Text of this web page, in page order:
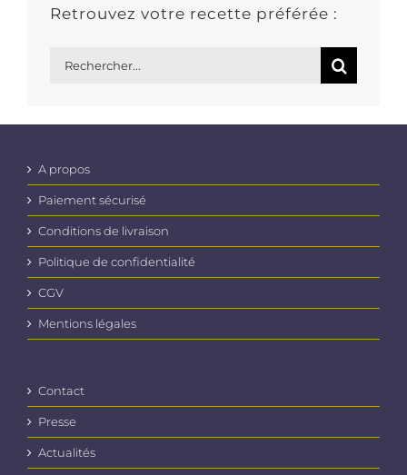
Retrouvez votre recette préférée :
A propos
Paiement sécurisé
Conditions de livraison
Politique de confidentialité
CGV
Mentions légales
Contact
Presse
Actualités